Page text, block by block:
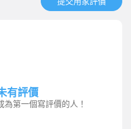
有評價
為第一個寫評價的人！